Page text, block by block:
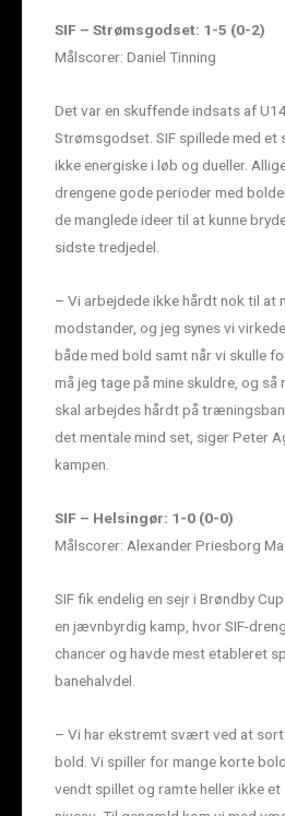
SIF – Strømsgodset: 1-5 (0-2)
Målscorer: Daniel Tinning
Det var en skuffende indsats af
Strømsgodset. SIF spillede med
ikke energiske i løb og dueller.
drengene gode perioder med
de manglede ideer til at kunne
sidste tredjedel.
– Vi arbejdede ikke hårdt nok til at
modstander, og jeg synes vi
både med bold samt når vi skulle
må jeg tage på mine skuldre, og så
skal arbejdes hårdt på
det mentale mind set, siger Peter
kampen.
SIF – Helsingør: 1-0 (0-0)
Målscorer: Alexander Priesborg
SIF fik endelig en sejr i Brøndby
en jævnbyrdig kamp, hvor SIF-
chancer og havde mest etableret
banehalvdel.
– Vi har ekstremt svært ved at
bold. Vi spiller for mange korte
vendt spillet og ramte heller ikke